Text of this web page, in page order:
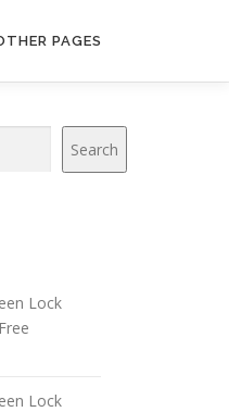
PAGES
Search
Lock
Lock